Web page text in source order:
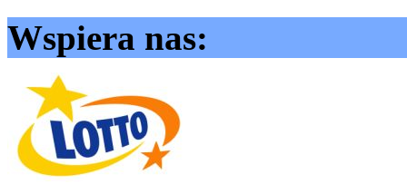
Wspiera nas: